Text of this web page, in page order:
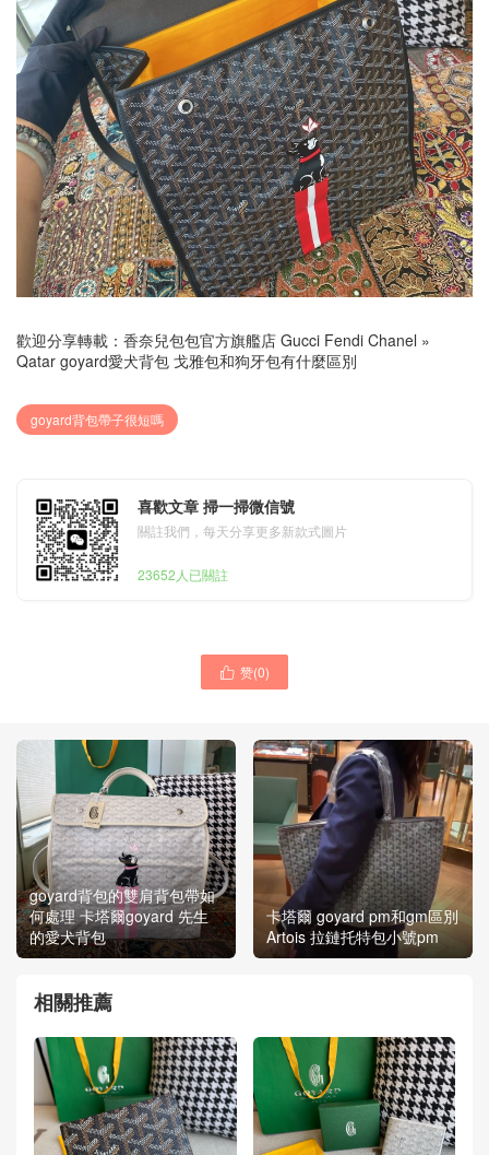
歡迎分享轉載： 香奈兒包包官方旗艦店 Gucci Fendi Chanel »
Qatar goyard愛犬背包 戈雅包和狗牙包有什麼區別
goyard背包帶子很短嗎
喜歡文章 掃一掃微信號
關註我們，每天分享更多新款式圖片
23652人已關註
 赞(0)
goyard背包的雙肩背包帶如
何處理 卡塔爾goyard 先生
的愛犬背包
卡塔爾 goyard pm和gm區別
Artois 拉鏈托特包小號pm
相關推薦